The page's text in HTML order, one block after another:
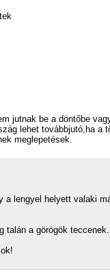
jutnak be a döntőbe
lehet továbbjutó,ha a
meglepetések.
lengyel helyett valaki
talán a görögök teccenek.